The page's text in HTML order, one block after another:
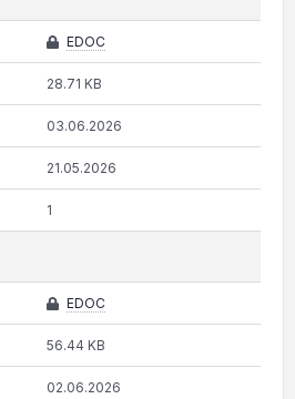
EDOC
28.71 KB
03.06.2026
21.05.2026
1
EDOC
56.44 KB
02.06.2026